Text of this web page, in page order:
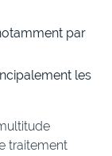
par
les
traitement